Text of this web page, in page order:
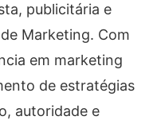
publicitária e
Marketing. Com
em marketing
de estratégias
autoridade e